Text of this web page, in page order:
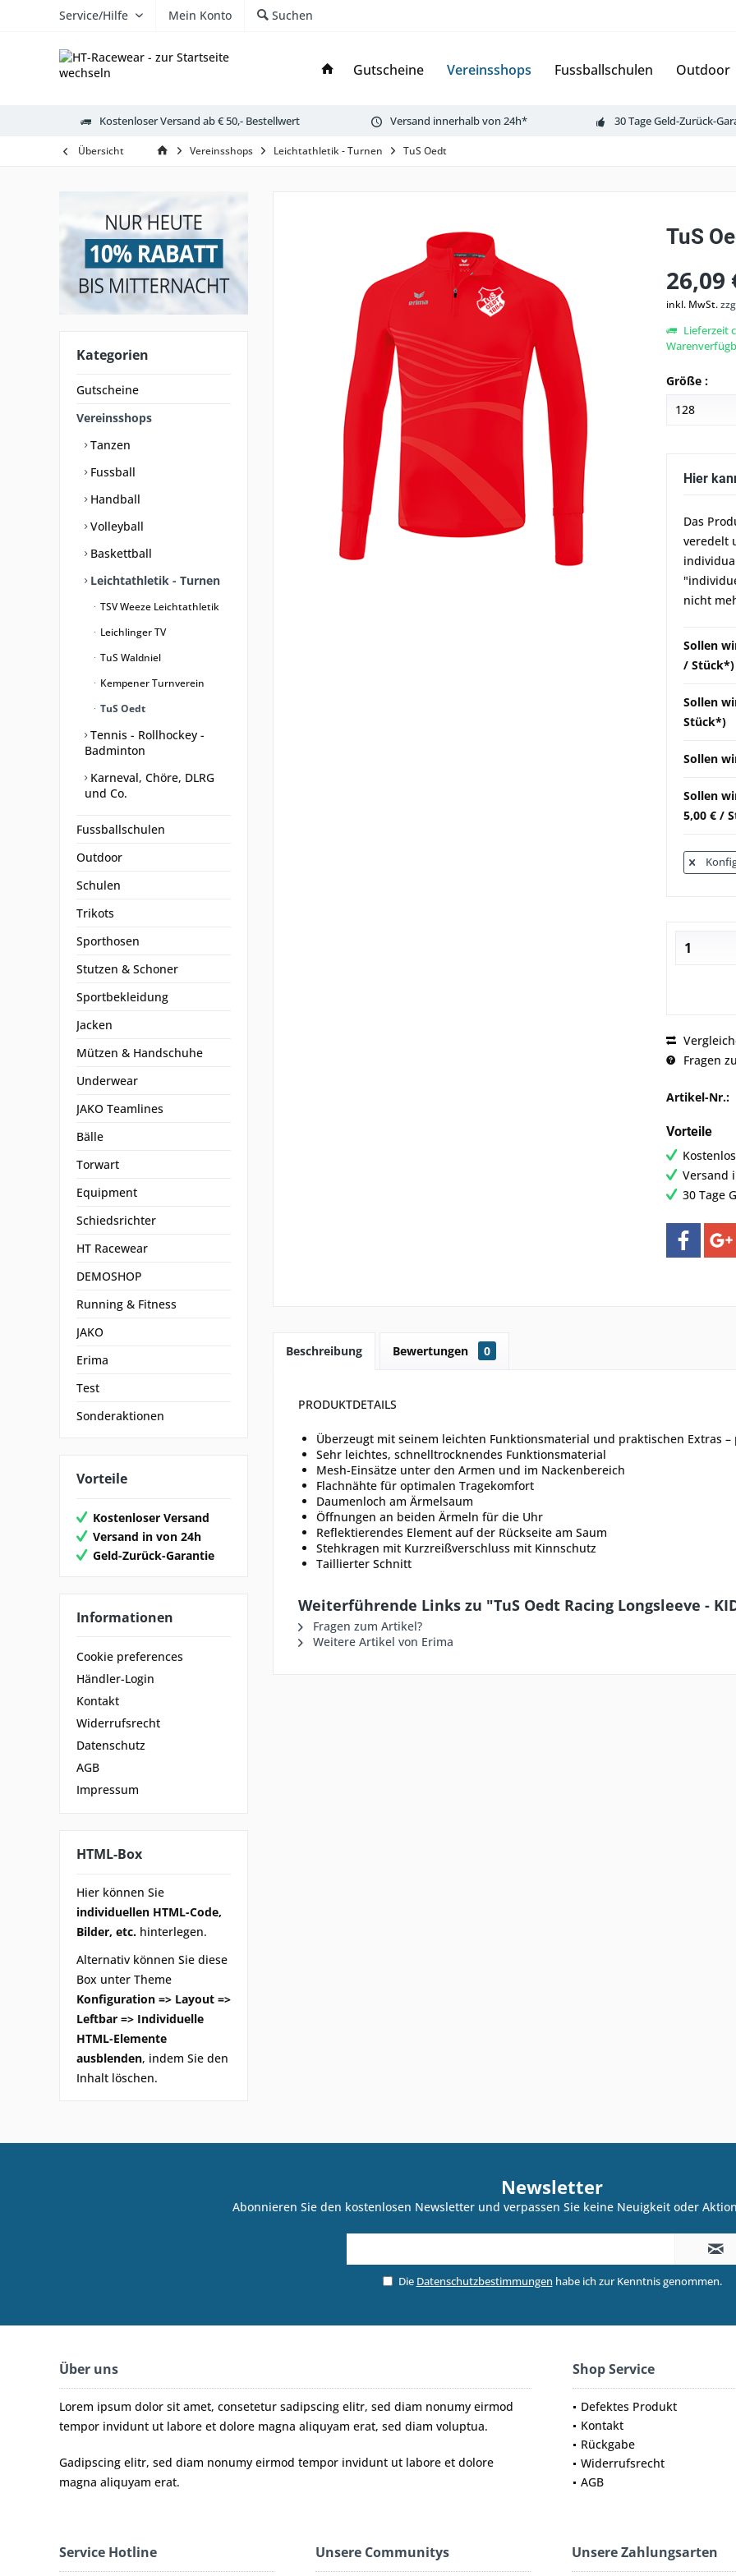
Service/Hilfe Mein Konto Suchen
Gutscheine Vereinsshops Fussballschulen Outdoor
Kostenloser Versand ab € 50,- Bestellwert Versand innerhalb von 24h* 30 Tage Geld-Zurück-
Übersicht Vereinsshops Leichtathletik - Turnen TuS Oedt
Kategorien
Gutscheine
Vereinsshops
Tanzen
Fussball
Handball
Volleyball
Baskettball
Leichtathletik - Turnen
TSV Weeze Leichtathletik
Leichlinger TV
TuS Waldniel
Kempener Turnverein
TuS Oedt
Tennis - Rollhockey -
Badminton
Karneval, Chöre, DLRG
und Co.
Fussballschulen
Outdoor
Schulen
Trikots
Sporthosen
Stutzen & Schoner
Sportbekleidung
Jacken
Mützen & Handschuhe
Underwear
JAKO Teamlines
Bälle
Torwart
Equipment
Schiedsrichter
HT Racewear
DEMOSHOP
Running & Fitness
JAKO
Erima
Test
Sonderaktionen
Vorteile
Kostenloser Versand
Versand in von 24h
Geld-Zurück-Garantie
Informationen
Cookie preferences
Händler-Login
Kontakt
Widerrufsrecht
Datenschutz
AGB
Impressum
HTML-Box
Hier können Sie
individuellen HTML-Code,
Bilder, etc. hinterlegen.
Alternativ können Sie diese
Box unter Theme
Konfiguration => Layout =>
Leftbar => Individuelle
HTML-Elemente
ausblenden, indem Sie den
Inhalt löschen.
TuS
26,09
inkl. MwSt.
Lieferzeit
Größe :
Hier
Das
veredelt
nicht
Sollen
/ Stück*)
Sollen
Stück*)
Sollen
Sollen
5,00 € /
Fragen
Artikel-Nr.:
Vorteile
Versand
30 Tage
Beschreibung Bewertungen 0
PRODUKTDETAILS
Überzeugt mit seinem leichten Funktionsmaterial und praktischen Extras
Sehr leichtes, schnelltrocknendes Funktionsmaterial
Mesh-Einsätze unter den Armen und im Nackenbereich
Flachnähte für optimalen Tragekomfort
Daumenloch am Ärmelsaum
Öffnungen an beiden Ärmeln für die Uhr
Reflektierendes Element auf der Rückseite am Saum
Stehkragen mit Kurzreißverschluss mit Kinnschutz
Taillierter Schnitt
Weiterführende Links zu "TuS Oedt Racing Longsleeve -
Fragen zum Artikel?
Weitere Artikel von Erima
Newsletter
Abonnieren Sie den kostenlosen Newsletter und verpassen Sie keine Neuigkeit oder
Die Datenschutzbestimmungen habe ich zur Kenntnis genommen.
Über uns
Lorem ipsum dolor sit amet, consetetur sadipscing elitr, sed diam nonumy eirmod
tempor invidunt ut labore et dolore magna aliquyam erat, sed diam voluptua.
Gadipscing elitr, sed diam nonumy eirmod tempor invidunt ut labore et dolore
magna aliquyam erat.
Shop Service
Defektes Produkt
Kontakt
Rückgabe
Widerrufsrecht
AGB
Service Hotline Unsere Communitys Unsere Zahlungsarten